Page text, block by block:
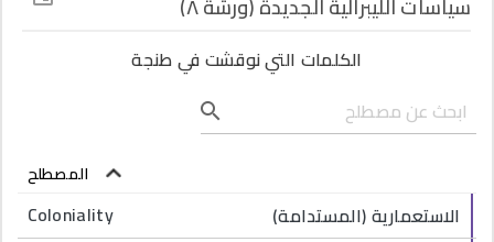
الكلمات التي نوقشت في طنجة
المصطلح التصنيف التنازلي
Coloniality
الاستعمارية (المستدامة)